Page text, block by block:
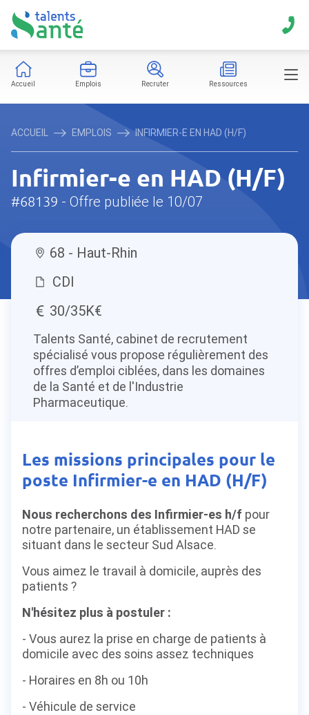
Accueil Emplois Recruter Ressources
ACCUEIL EMPLOIS INFIRMIER-E EN HAD (H/F)
Infirmier-e en HAD (H/F)
#68139 - Offre publiée le 10/07
68 - Haut-Rhin
CDI
30/35K€
Talents Santé, cabinet de recrutement
spécialisé vous propose régulièrement des
offres d’emploi ciblées, dans les domaines
de la Santé et de l'Industrie
Pharmaceutique.
Les missions principales pour le
poste Infirmier-e en HAD (H/F)
Nous recherchons des Infirmier-es h/f pour
notre partenaire, un établissement HAD se
situant dans le secteur Sud Alsace.
Vous aimez le travail à domicile, auprès des
patients ?
N'hésitez plus à postuler :
- Vous aurez la prise en charge de patients à
domicile avec des soins assez techniques
- Horaires en 8h ou 10h
- Véhicule de service